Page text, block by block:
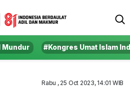
Mundur #Kongres Umat Islam
Rabu , 25 Oct 2023, 14:01 WIB